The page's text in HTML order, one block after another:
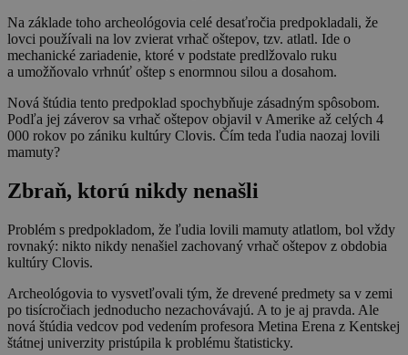
Na základe toho archeológovia celé desaťročia predpokladali, že
lovci používali na lov zvierat vrhač oštepov, tzv. atlatl. Ide o
mechanické zariadenie, ktoré v podstate predlžovalo ruku
a umožňovalo vrhnúť oštep s enormnou silou a dosahom.
Nová štúdia tento predpoklad spochybňuje zásadným spôsobom.
Podľa jej záverov sa vrhač oštepov objavil v Amerike až celých 4
000 rokov po zániku kultúry Clovis. Čím teda ľudia naozaj lovili
mamuty?
Zbraň, ktorú nikdy nenašli
Problém s predpokladom, že ľudia lovili mamuty atlatlom, bol vždy
rovnaký: nikto nikdy nenašiel zachovaný vrhač oštepov z obdobia
kultúry Clovis.
Archeológovia to vysvetľovali tým, že drevené predmety sa v zemi
po tisícročiach jednoducho nezachovávajú. A to je aj pravda. Ale
nová štúdia vedcov pod vedením profesora Metina Erena z Kentskej
štátnej univerzity pristúpila k problému štatisticky.